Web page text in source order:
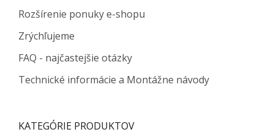
Rozšírenie ponuky e-shopu
Zrýchľujeme
FAQ - najčastejšie otázky
Technické informácie a Montážne návody
KATEGÓRIE PRODUKTOV